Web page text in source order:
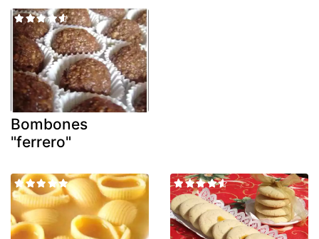
Bombones
"ferrero"